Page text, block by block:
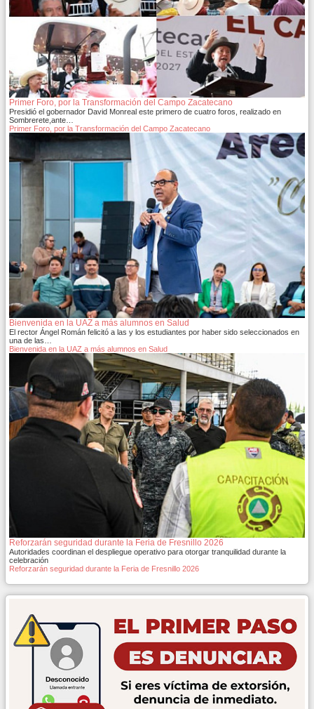
Primer Foro, por la Transformación del Campo Zacatecano
Presidió el gobernador David Monreal este primero de cuatro foros, realizado en
Sombrerete,ante…
Primer Foro, por la Transformación del Campo Zacatecano
Bienvenida en la UAZ a más alumnos en Salud
El rector Ángel Román felicitó a las y los estudiantes por haber sido seleccionados en
una de las…
Bienvenida en la UAZ a más alumnos en Salud
Reforzarán seguridad durante la Feria de Fresnillo 2026
Autoridades coordinan el despliegue operativo para otorgar tranquilidad durante la
celebración
Reforzarán seguridad durante la Feria de Fresnillo 2026